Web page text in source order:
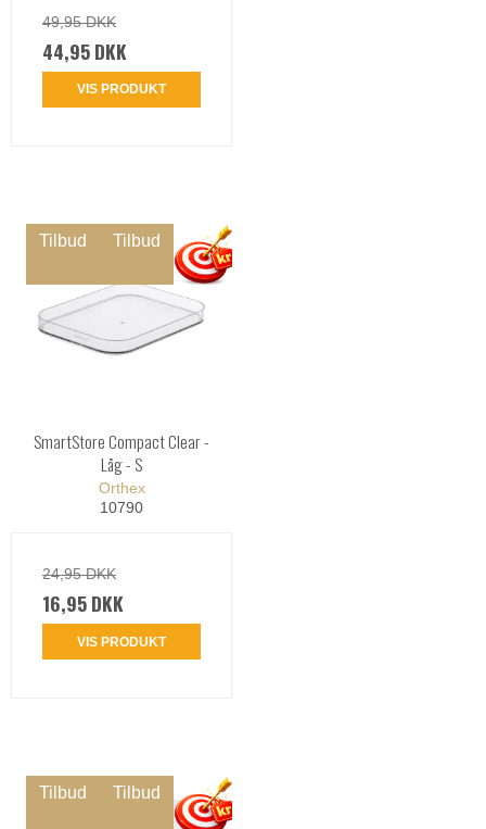
49,95 DKK
44,95 DKK
VIS PRODUKT
Tilbud Tilbud
SmartStore Compact Clear -
Låg - S
Orthex
10790
24,95 DKK
16,95 DKK
VIS PRODUKT
Tilbud Tilbud